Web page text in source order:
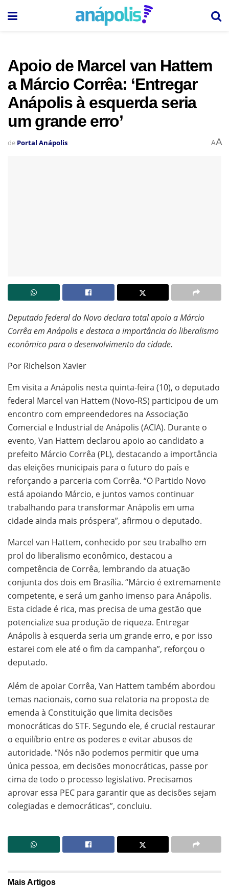
Apoio de Marcel van Hattem
a Márcio Corrêa: ‘Entregar
Anápolis à esquerda seria
um grande erro’
de Portal Anápolis AA
Deputado federal do Novo declara total apoio a Márcio
Corrêa em Anápolis e destaca a importância do liberalismo
econômico para o desenvolvimento da cidade.
Por Richelson Xavier
Em visita a Anápolis nesta quinta-feira (10), o deputado
federal Marcel van Hattem (Novo-RS) participou de um
encontro com empreendedores na Associação
Comercial e Industrial de Anápolis (ACIA). Durante o
evento, Van Hattem declarou apoio ao candidato a
prefeito Márcio Corrêa (PL), destacando a importância
das eleições municipais para o futuro do país e
reforçando a parceria com Corrêa. “O Partido Novo
está apoiando Márcio, e juntos vamos continuar
trabalhando para transformar Anápolis em uma
cidade ainda mais próspera”, afirmou o deputado.
Marcel van Hattem, conhecido por seu trabalho em
prol do liberalismo econômico, destacou a
competência de Corrêa, lembrando da atuação
conjunta dos dois em Brasília. “Márcio é extremamente
competente, e será um ganho imenso para Anápolis.
Esta cidade é rica, mas precisa de uma gestão que
potencialize sua produção de riqueza. Entregar
Anápolis à esquerda seria um grande erro, e por isso
estarei com ele até o fim da campanha”, reforçou o
deputado.
Além de apoiar Corrêa, Van Hattem também abordou
temas nacionais, como sua relatoria na proposta de
emenda à Constituição que limita decisões
monocráticas do STF. Segundo ele, é crucial restaurar
o equilíbrio entre os poderes e evitar abusos de
autoridade. “Nós não podemos permitir que uma
única pessoa, em decisões monocráticas, passe por
cima de todo o processo legislativo. Precisamos
aprovar essa PEC para garantir que as decisões sejam
colegiadas e democráticas”, concluiu.
MaisArtigos